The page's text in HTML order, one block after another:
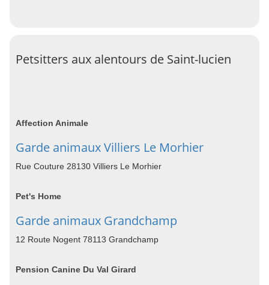
Petsitters aux alentours de Saint-lucien
Affection Animale
Garde animaux Villiers Le Morhier
Rue Couture 28130 Villiers Le Morhier
Pet's Home
Garde animaux Grandchamp
12 Route Nogent 78113 Grandchamp
Pension Canine Du Val Girard